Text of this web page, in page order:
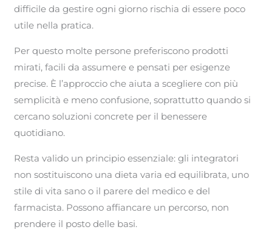
difficile da gestire ogni giorno rischia di essere poco
utile nella pratica.
Per questo molte persone preferiscono prodotti
mirati, facili da assumere e pensati per esigenze
precise. È l’approccio che aiuta a scegliere con più
semplicità e meno confusione, soprattutto quando si
cercano soluzioni concrete per il benessere
quotidiano.
Resta valido un principio essenziale: gli integratori
non sostituiscono una dieta varia ed equilibrata, uno
stile di vita sano o il parere del medico e del
farmacista. Possono affiancare un percorso, non
prendere il posto delle basi.